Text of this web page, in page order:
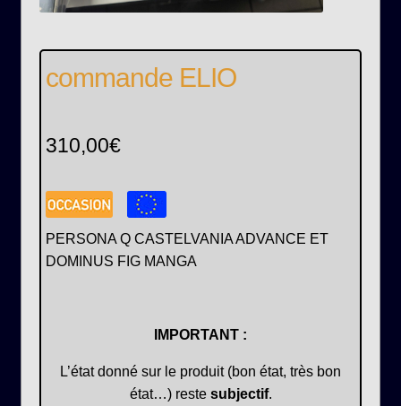
commande ELIO
310,00€
PERSONA Q CASTELVANIA ADVANCE ET
DOMINUS FIG MANGA
IMPORTANT :
L’état donné sur le produit (bon état, très bon
état…) reste subjectif.